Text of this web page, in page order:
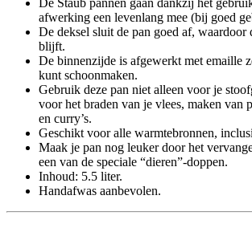
afwerking een levenlang mee (bij goed
De deksel sluit de pan goed af, waardoor
blijft.
De binnenzijde is afgewerkt met emaille
kunt schoonmaken.
Gebruik deze pan niet alleen voor je
voor het braden van je vlees, maken van
en curry’s.
Geschikt voor alle warmtebronnen,
Maak je pan nog leuker door het
een van de speciale “dieren”-doppen.
Inhoud: 5.5 liter.
Handafwas aanbevolen.